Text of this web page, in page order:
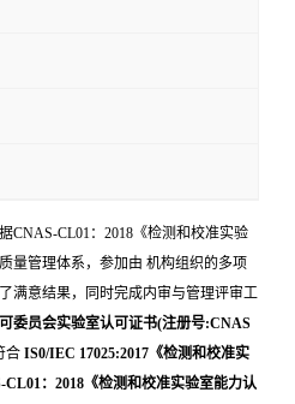
CNAS-CL01：2018《检测和校准实验
量管理体系，参加由 机构组织的多项
满意结果，同时完成内审与管理评审工
委员会实验室认可证书(注册号:CNAS
合 IS0/IEC 17025:2017《检测和校准实
CL01：2018《检测和校准实验室能力认